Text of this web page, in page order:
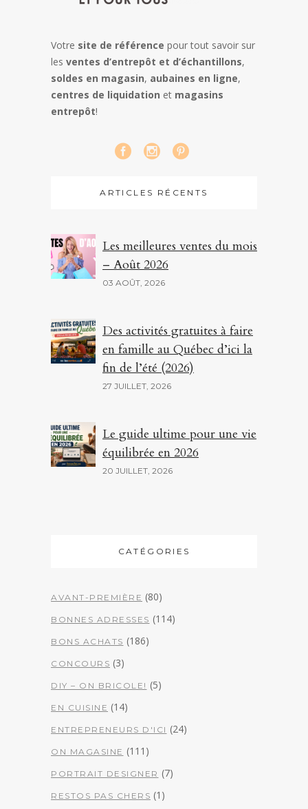
Votre site de référence pour tout savoir sur
les ventes d’entrepôt et d’échantillons,
soldes en magasin, aubaines en ligne,
centres de liquidation et magasins
entrepôt!
ARTICLES RÉCENTS
Les meilleures ventes du mois
– Août 2026
03 AOÛT, 2026
Des activités gratuites à faire
en famille au Québec d’ici la
fin de l’été (2026)
27 JUILLET, 2026
Le guide ultime pour une vie
équilibrée en 2026
20 JUILLET, 2026
CATÉGORIES
AVANT-PREMIÈRE (80)
BONNES ADRESSES (114)
BONS ACHATS (186)
CONCOURS (3)
DIY – ON BRICOLE! (5)
EN CUISINE (14)
ENTREPRENEURS D'ICI (24)
ON MAGASINE (111)
PORTRAIT DESIGNER (7)
RESTOS PAS CHERS (1)